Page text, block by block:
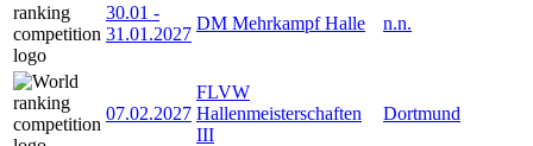
30.01 -
31.01.2027
DM Mehrkampf Halle n.n.
07.02.2027
FLVW
Hallenmeisterschaften
III
Dortmund